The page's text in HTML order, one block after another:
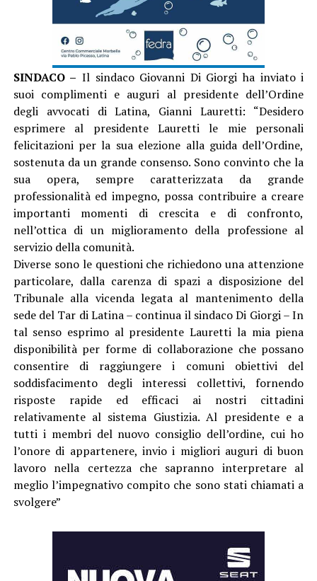
SINDACO – Il sindaco Giovanni Di Giorgi ha inviato i
suoi complimenti e auguri al presidente dell’Ordine
degli avvocati di Latina, Gianni Lauretti: “Desidero
esprimere al presidente Lauretti le mie personali
felicitazioni per la sua elezione alla guida dell’Ordine,
sostenuta da un grande consenso. Sono convinto che la
sua opera, sempre caratterizzata da grande
professionalità ed impegno, possa contribuire a creare
importanti momenti di crescita e di confronto,
nell’ottica di un miglioramento della professione al
servizio della comunità.
Diverse sono le questioni che richiedono una attenzione
particolare, dalla carenza di spazi a disposizione del
Tribunale alla vicenda legata al mantenimento della
sede del Tar di Latina – continua il sindaco Di Giorgi – In
tal senso esprimo al presidente Lauretti la mia piena
disponibilità per forme di collaborazione che possano
consentire di raggiungere i comuni obiettivi del
soddisfacimento degli interessi collettivi, fornendo
risposte rapide ed efficaci ai nostri cittadini
relativamente al sistema Giustizia. Al presidente e a
tutti i membri del nuovo consiglio dell’ordine, cui ho
l’onore di appartenere, invio i migliori auguri di buon
lavoro nella certezza che sapranno interpretare al
meglio l’impegnativo compito che sono stati chiamati a
svolgere”